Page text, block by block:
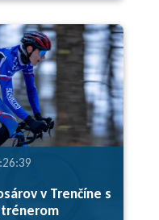
v Trenčíne s